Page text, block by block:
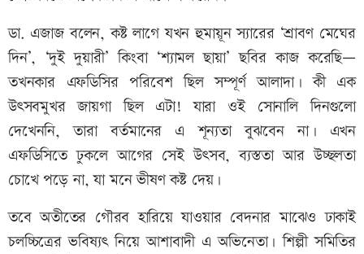
ডা. এজাজ বলেন, কষ্ট লাগে যখন হুমায়ূন স্যারের ‘শ্রাবণ মেঘের
দিন’, ‘দুই দুয়ারী’ কিংবা ‘শ্যামল ছায়া’ ছবির কাজ করেছি—
তখনকার এফডিসির পরিবেশ ছিল সম্পূর্ণ আলাদা। কী এক
উৎসবমুখর জায়গা ছিল এটা! যারা ওই সোনালি দিনগুলো
দেখেননি, তারা বর্তমানের এ শূন্যতা বুঝবেন না। এখন
এফডিসিতে ঢুকলে আগের সেই উৎসব, ব্যস্ততা আর উচ্ছলতা
চোখে পড়ে না, যা মনে ভীষণ কষ্ট দেয়।
তবে অতীতের গৌরব হারিয়ে যাওয়ার বেদনার মাঝেও ঢাকাই
চলচ্চিত্রের ভবিষ্যৎ নিয়ে আশাবাদী এ অভিনেতা। শিল্পী সমিতির